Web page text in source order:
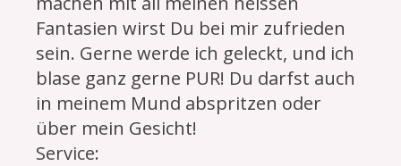
Fantasien wirst Du bei mir zufrieden
sein. Gerne werde ich geleckt, und ich
blase ganz gerne PUR! Du darfst auch
in meinem Mund abspritzen oder
über mein Gesicht!
Service: